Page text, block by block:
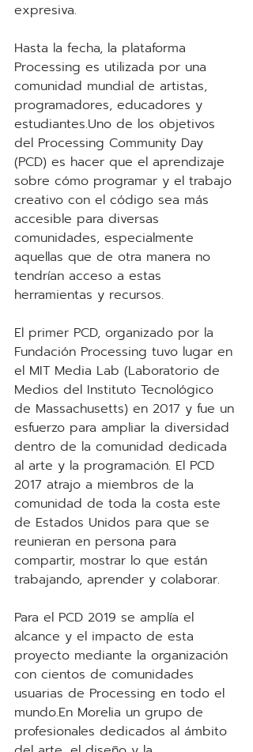
expresiva.
Hasta la fecha, la plataforma
Processing es utilizada por una
comunidad mundial de artistas,
programadores, educadores y
estudiantes.Uno de los objetivos
del Processing Community Day
(PCD) es hacer que el aprendizaje
sobre cómo programar y el trabajo
creativo con el código sea más
accesible para diversas
comunidades, especialmente
aquellas que de otra manera no
tendrían acceso a estas
herramientas y recursos.
El primer PCD, organizado por la
Fundación Processing tuvo lugar en
el MIT Media Lab (Laboratorio de
Medios del Instituto Tecnológico
de Massachusetts) en 2017 y fue un
esfuerzo para ampliar la diversidad
dentro de la comunidad dedicada
al arte y la programación. El PCD
2017 atrajo a miembros de la
comunidad de toda la costa este
de Estados Unidos para que se
reunieran en persona para
compartir, mostrar lo que están
trabajando, aprender y colaborar.
Para el PCD 2019 se amplía el
alcance y el impacto de esta
proyecto mediante la organización
con cientos de comunidades
usuarias de Processing en todo el
mundo.En Morelia un grupo de
profesionales dedicados al ámbito